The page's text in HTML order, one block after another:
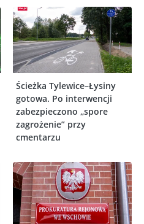
Ścieżka Tylewice–Łysiny
gotowa. Po interwencji
zabezpieczono „spore
zagrożenie” przy
cmentarzu